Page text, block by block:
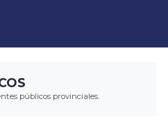
públicos provinciales.